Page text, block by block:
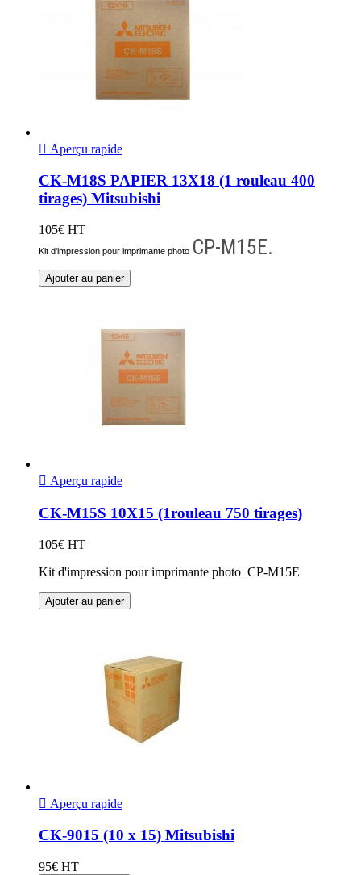
 Aperçu rapide
CK-M18S PAPIER 13X18 (1 rouleau 400
tirages) Mitsubishi
105€ HT
Kit d'impression pour imprimante photo CP-M15E.
Ajouter au panier
 Aperçu rapide
CK-M15S 10X15 (1rouleau 750 tirages)
105€ HT
Kit d'impression pour imprimante photo CP-M15E
Ajouter au panier
 Aperçu rapide
CK-9015 (10 x 15) Mitsubishi
95€ HT